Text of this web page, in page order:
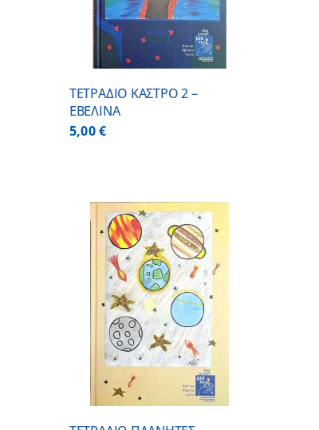
ΤΕΤΡΑΔΙΟ ΚΑΣΤΡΟ 2 –
ΕΒΕΛΙΝΑ
5,00€